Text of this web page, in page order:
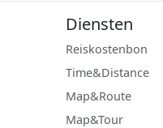
Diensten
Reiskostenbon
Time&Distance
Map&Route
Map&Tour